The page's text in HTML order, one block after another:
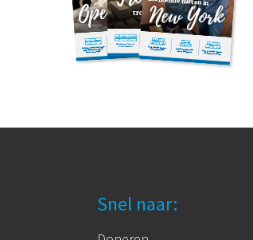
Snel naar: